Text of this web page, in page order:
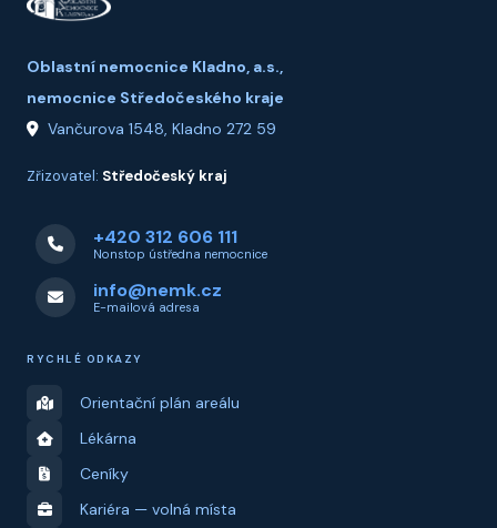
Oblastní nemocnice Kladno, a.s.,
nemocnice Středočeského kraje
Vančurova 1548, Kladno 272 59
Zřizovatel: Středočeský kraj
+420 312 606 111
Nonstop ústředna nemocnice
info@nemk.cz
E-mailová adresa
RYCHLÉ ODKAZY
Orientační plán areálu
Lékárna
Ceníky
Kariéra — volná místa